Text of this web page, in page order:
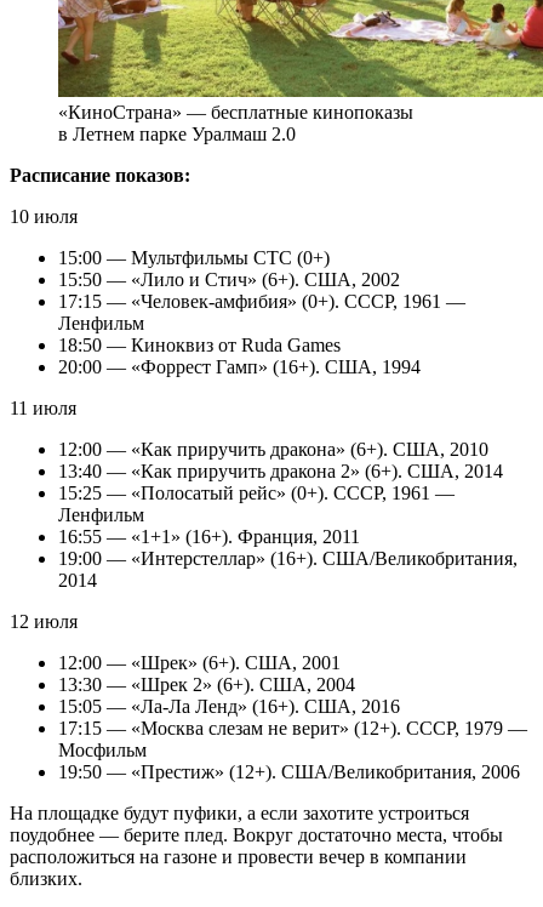
«КиноСтрана» — бесплатные кинопоказы
в Летнем парке Уралмаш 2.0
Расписание показов:
10 июля
15:00 — Мультфильмы СТС (0+)
15:50 — «Лило и Стич» (6+). США, 2002
17:15 — «Человек-амфибия» (0+). СССР, 1961 —
Ленфильм
18:50 — Киноквиз от Ruda Games
20:00 — «Форрест Гамп» (16+). США, 1994
11 июля
12:00 — «Как приручить дракона» (6+). США, 2010
13:40 — «Как приручить дракона 2» (6+). США, 2014
15:25 — «Полосатый рейс» (0+). СССР, 1961 —
Ленфильм
16:55 — «1+1» (16+). Франция, 2011
19:00 — «Интерстеллар» (16+). США/Великобритания,
2014
12 июля
12:00 — «Шрек» (6+). США, 2001
13:30 — «Шрек 2» (6+). США, 2004
15:05 — «Ла-Ла Ленд» (16+). США, 2016
17:15 — «Москва слезам не верит» (12+). СССР, 1979 —
Мосфильм
19:50 — «Престиж» (12+). США/Великобритания, 2006
На площадке будут пуфики, а если захотите устроиться
поудобнее — берите плед. Вокруг достаточно места, чтобы
расположиться на газоне и провести вечер в компании
близких.